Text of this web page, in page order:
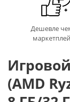
Дешевле
(AMD